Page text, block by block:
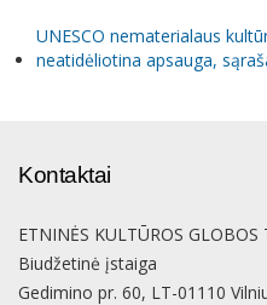
UNESCO nematerialaus
neatidėliotina apsauga,
Kontaktai
ETNINĖS KULTŪROS GLOBOS
Biudžetinė įstaiga
Gedimino pr. 60, LT-01110